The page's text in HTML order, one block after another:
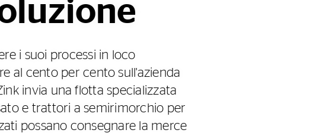
i suoi processi in loco
al cento per cento sull'azienda
invia una flotta specializzata
e trattori a semirimorchio per
possano consegnare la merce